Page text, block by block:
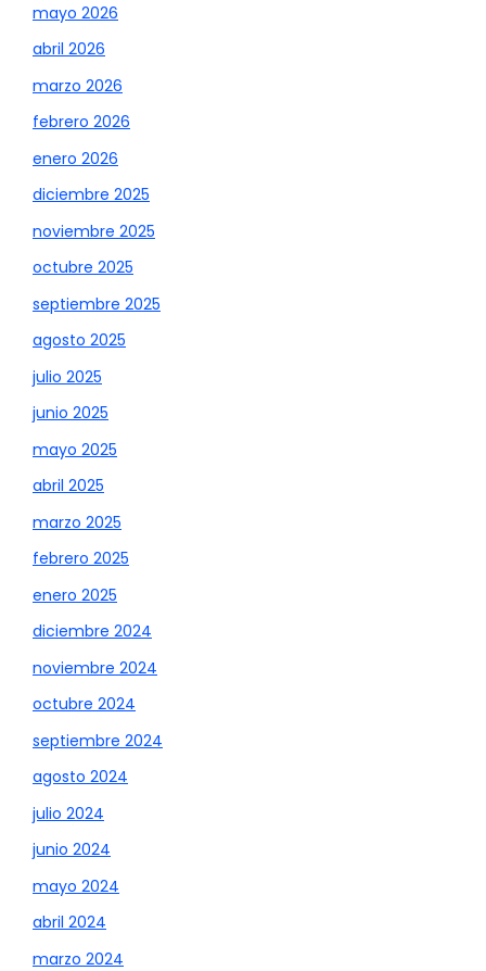
mayo 2026
abril 2026
marzo 2026
febrero 2026
enero 2026
diciembre 2025
noviembre 2025
octubre 2025
septiembre 2025
agosto 2025
julio 2025
junio 2025
mayo 2025
abril 2025
marzo 2025
febrero 2025
enero 2025
diciembre 2024
noviembre 2024
octubre 2024
septiembre 2024
agosto 2024
julio 2024
junio 2024
mayo 2024
abril 2024
marzo 2024